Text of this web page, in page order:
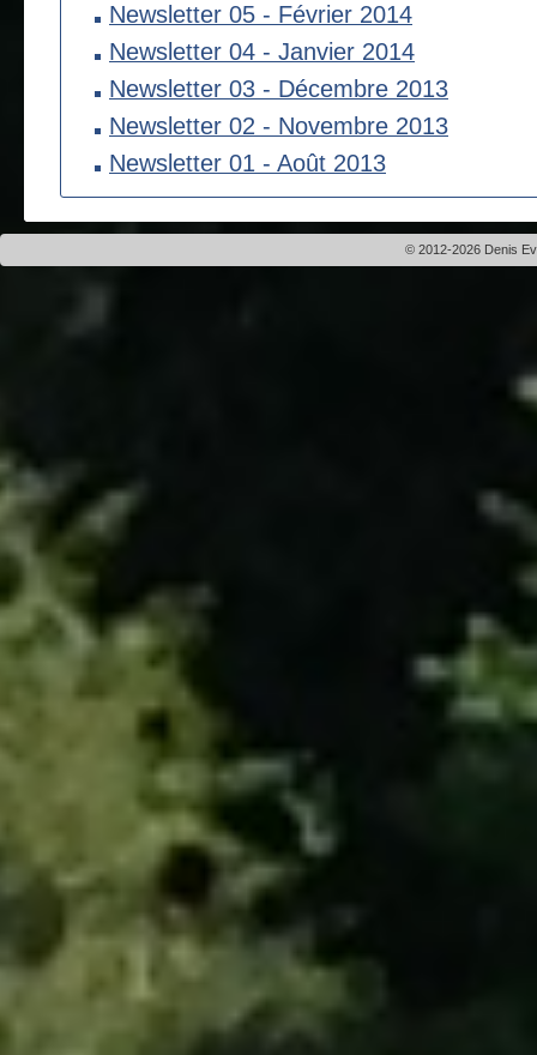
Newsletter 05 - Février 2014
Newsletter 04 - Janvier 2014
Newsletter 03 - Décembre 2013
Newsletter 02 - Novembre 2013
Newsletter 01 - Août 2013
© 2012-2026 Denis